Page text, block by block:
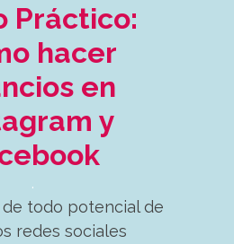
Práctico:
hacer
en
y
.
todo potencial de
redes sociales